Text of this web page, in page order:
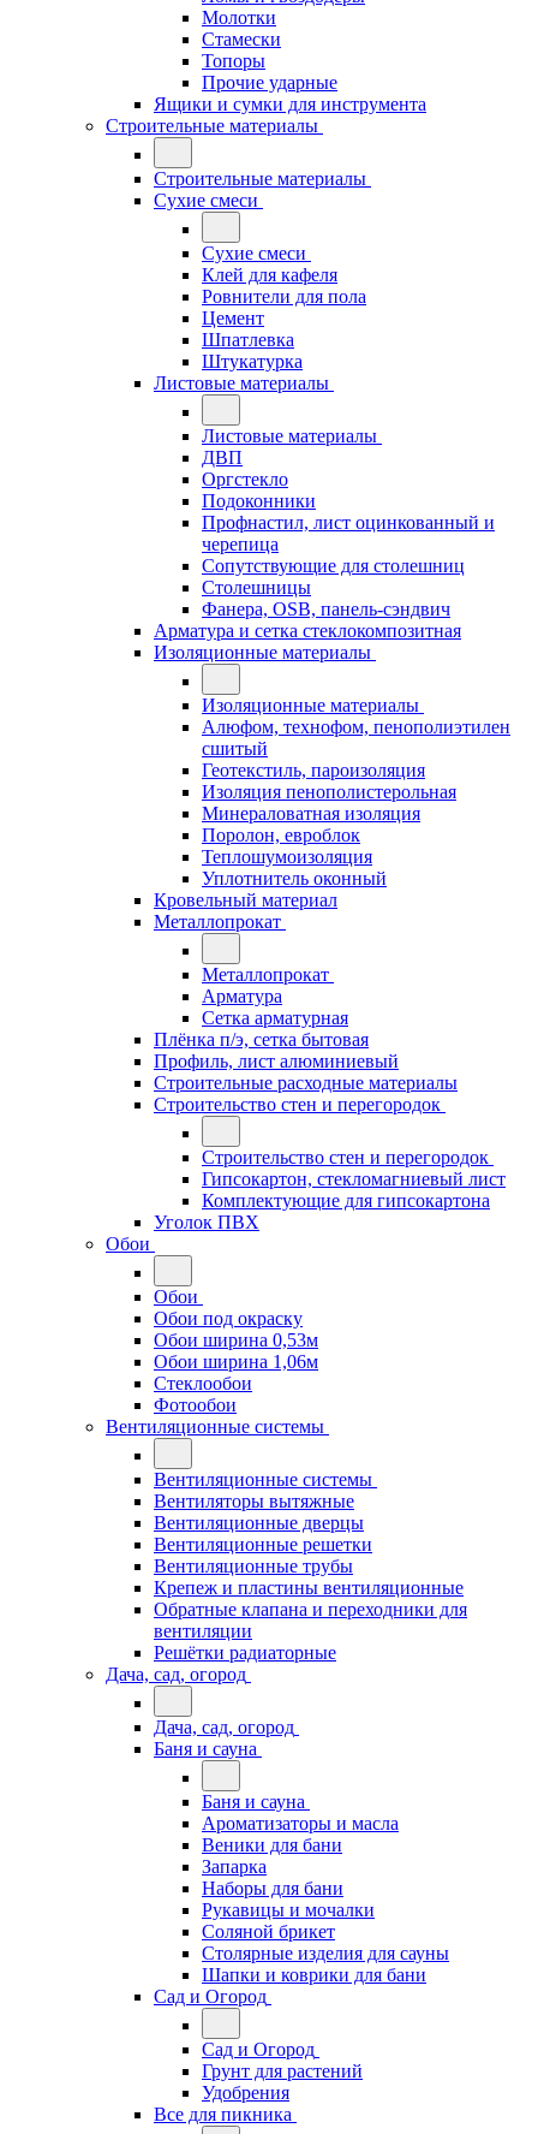
Молотки
Стамески
Топоры
Прочие ударные
Ящики и сумки для инструмента
Строительные материалы
Строительные материалы
Сухие смеси
Сухие смеси
Клей для кафеля
Ровнители для пола
Цемент
Шпатлевка
Штукатурка
Листовые материалы
Листовые материалы
ДВП
Оргстекло
Подоконники
Профнастил, лист оцинкованный и
черепица
Сопутствующие для столешниц
Столешницы
Фанера, OSB, панель-сэндвич
Арматура и сетка стеклокомпозитная
Изоляционные материалы
Изоляционные материалы
Алюфом, технофом, пенополиэтилен
сшитый
Геотекстиль, пароизоляция
Изоляция пенополистерольная
Минераловатная изоляция
Поролон, евроблок
Теплошумоизоляция
Уплотнитель оконный
Кровельный материал
Металлопрокат
Металлопрокат
Арматура
Сетка арматурная
Плёнка п/э, сетка бытовая
Профиль, лист алюминиевый
Строительные расходные материалы
Строительство стен и перегородок
Строительство стен и перегородок
Гипсокартон, стекломагниевый лист
Комплектующие для гипсокартона
Уголок ПВХ
Обои
Обои
Обои под окраску
Обои ширина 0,53м
Обои ширина 1,06м
Стеклообои
Фотообои
Вентиляционные системы
Вентиляционные системы
Вентиляторы вытяжные
Вентиляционные дверцы
Вентиляционные решетки
Вентиляционные трубы
Крепеж и пластины вентиляционные
Обратные клапана и переходники для
вентиляции
Решётки радиаторные
Дача, сад, огород
Дача, сад, огород
Баня и сауна
Баня и сауна
Ароматизаторы и масла
Веники для бани
Запарка
Наборы для бани
Рукавицы и мочалки
Соляной брикет
Столярные изделия для сауны
Шапки и коврики для бани
Сад и Огород
Сад и Огород
Грунт для растений
Удобрения
Все для пикника